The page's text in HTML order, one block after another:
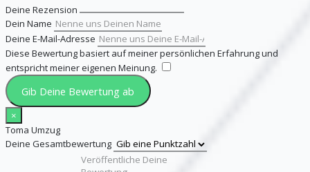
Deine Rezension
Dein Name
Deine E-Mail-Adresse
Diese Bewertung basiert auf meiner persönlichen Erfahrung und
entspricht meiner eigenen Meinung.
Gib Deine Bewertung ab
×
Toma Umzug
Deine Gesamtbewertung